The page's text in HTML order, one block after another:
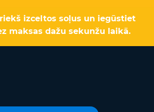
izceltos soļus un iegūstiet
maksas dažu sekunžu laikā.